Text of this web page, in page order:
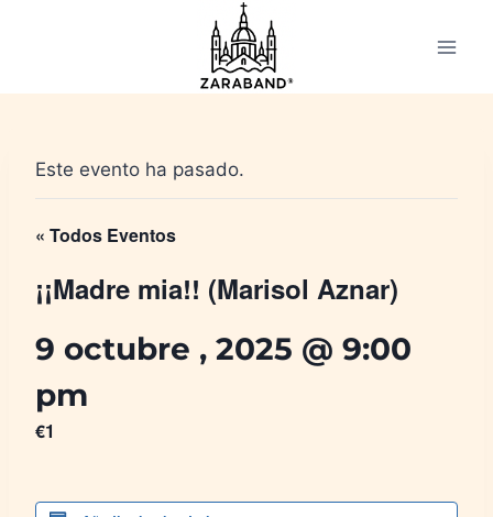
Este evento ha pasado.
« Todos Eventos
¡¡Madre mia!! (Marisol Aznar)
9 octubre , 2025 @ 9:00
pm
€1